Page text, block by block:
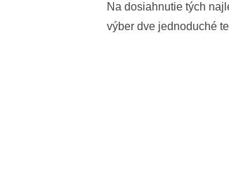
Na dosiahnutie tých
výber dve jednoduché